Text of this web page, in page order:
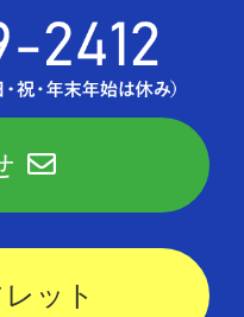
ット